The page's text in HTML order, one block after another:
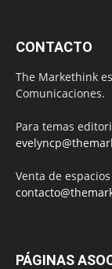
CONTACTO
The Markethink
Comunicaciones.
Para temas
Venta de
PÁGINAS